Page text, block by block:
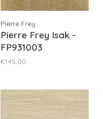
Pierre Frey
Pierre Frey Isak -
FP931003
€145,00